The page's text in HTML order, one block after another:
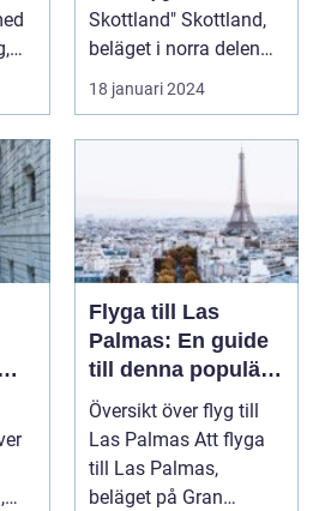
Skottland" Skottland,
beläget i norra delen
av Storbritannie...
18 januari 2024
Flyga till Las
Palmas: En guide
till denna populära
destination
Översikt över flyg till
Las Palmas Att flyga
till Las Palmas,
beläget på Gran